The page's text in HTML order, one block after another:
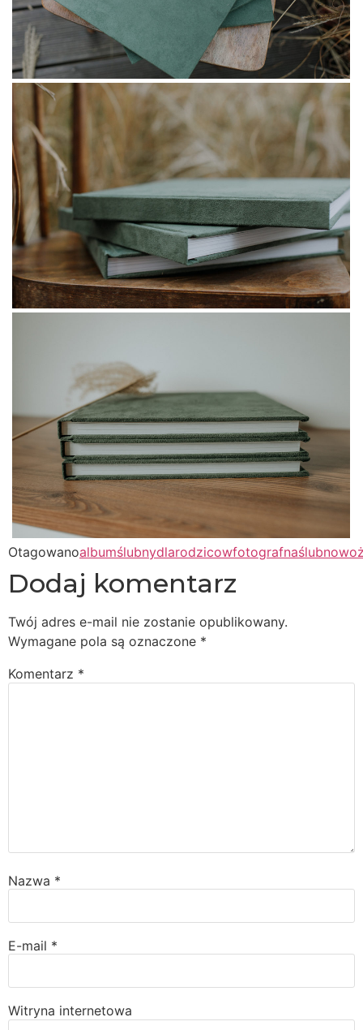
Otagowanoalbumślubnydlarodzicowfotografnaślub
Dodaj komentarz
Twój adres e-mail nie zostanie opublikowany.
Wymagane pola są oznaczone *
Komentarz *
Nazwa *
E-mail *
Witryna internetowa